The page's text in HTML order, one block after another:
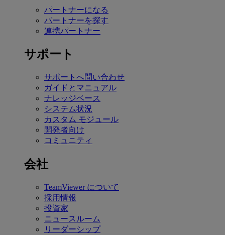
パートナーになる
パートナーを探す
連携パートナー
サポート
サポートへ問い合わせ
ガイドとマニュアル
ナレッジベース
システム状況
カスタム モジュール
開発者向け
コミュニティ
会社
TeamViewer について
採用情報
投資家
ニュースルーム
リーダーシップ